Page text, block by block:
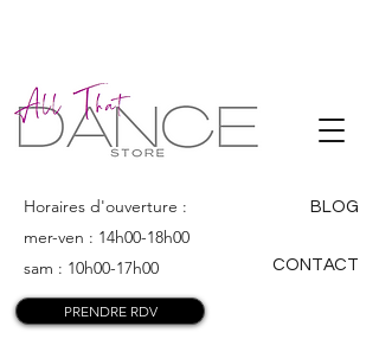
ALL THAT
DANCE
Horaires d'ouverture :
mer-ven : 14h00-18h00
sam : 10h00-17h00
BLOG
CONTACT
PRENDRE RDV